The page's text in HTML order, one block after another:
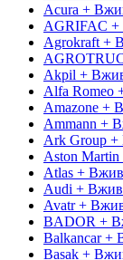
Acura +
AGRIFAC +
Agrokraft +
Akpil +
Alfa Romeo
Amazone +
Ammann +
Ark Group
Aston
Atlas +
Audi +
Avatr +
BADOR +
Balkancar +
Basak +